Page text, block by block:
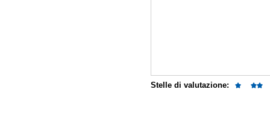
Stelle di valutazione: